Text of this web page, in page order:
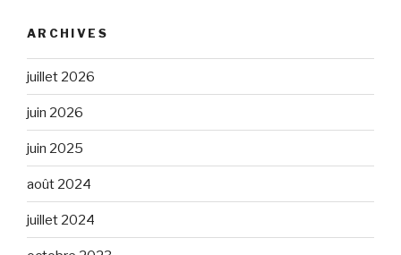
ARCHIVES
juillet 2026
juin 2026
juin 2025
août 2024
juillet 2024